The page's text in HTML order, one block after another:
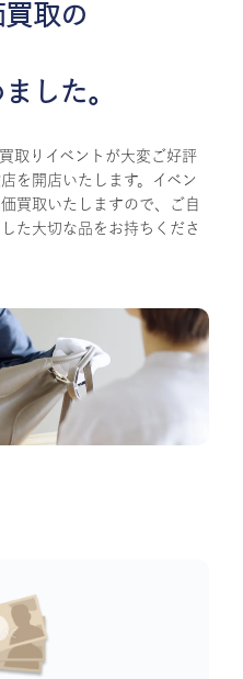
取の
した。
取りイベントが大変ご好評
を開店いたします。イベン
買取いたしますので、ご自
た大切な品をお持ちくださ